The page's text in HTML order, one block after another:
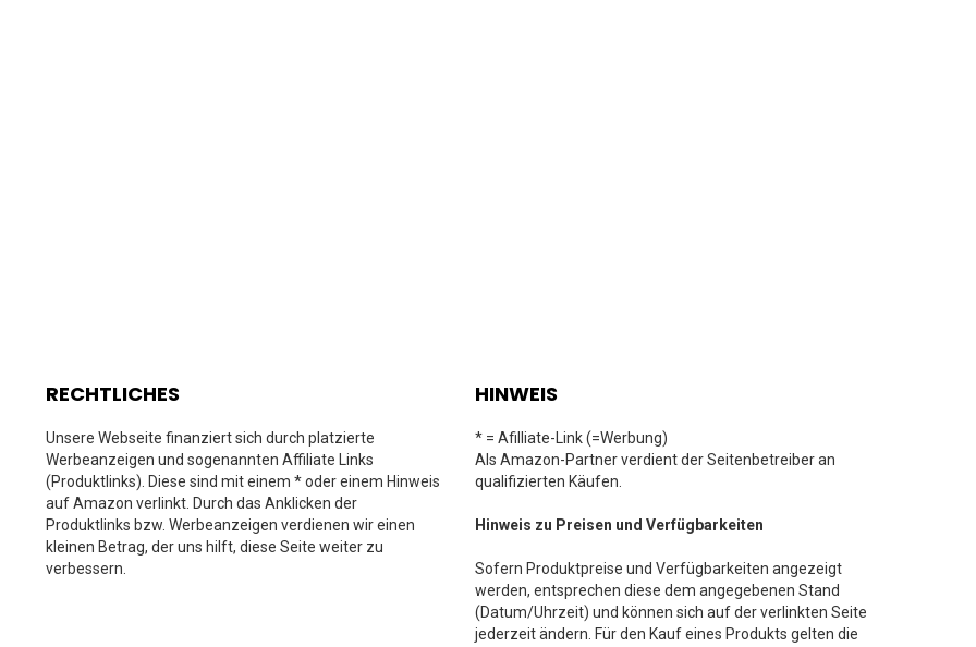
RECHTLICHES
Unsere Webseite finanziert sich durch platzierte
Werbeanzeigen und sogenannten Affiliate Links
(Produktlinks). Diese sind mit einem * oder einem Hinweis
auf Amazon verlinkt. Durch das Anklicken der
Produktlinks bzw. Werbeanzeigen verdienen wir einen
kleinen Betrag, der uns hilft, diese Seite weiter zu
verbessern.
HINWEIS
* = Afilliate-Link (=Werbung)
Als Amazon-Partner verdient der Seitenbetreiber an
qualifizierten Käufen.
Hinweis zu Preisen und Verfügbarkeiten
Sofern Produktpreise und Verfügbarkeiten angezeigt
werden, entsprechen diese dem angegebenen Stand
(Datum/Uhrzeit) und können sich auf der verlinkten Seite
jederzeit ändern. Für den Kauf eines Produkts gelten die